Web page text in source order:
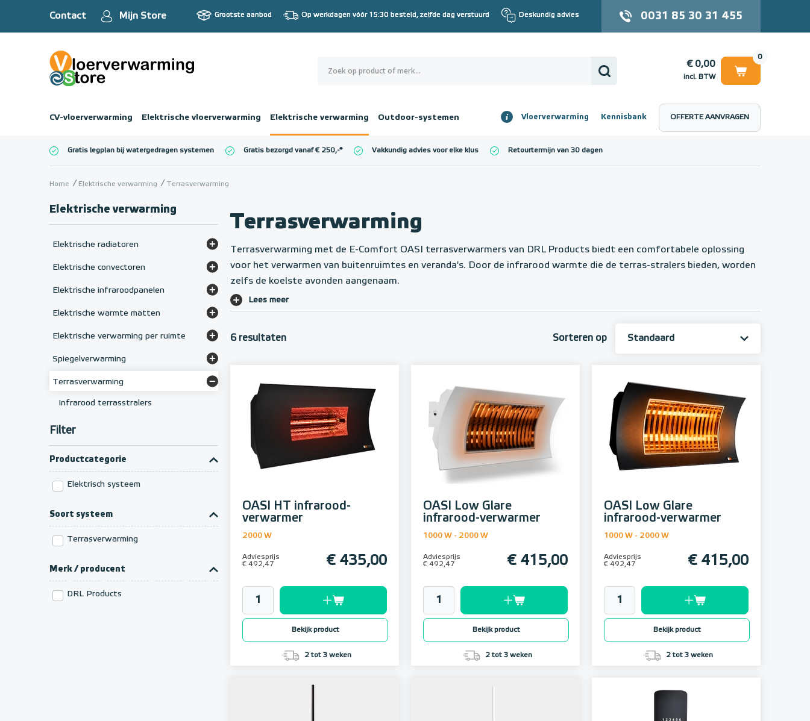
Contact Mijn Store Grootste aanbod Op werkdagen vóór 15:30 besteld, zelfde dag verstuurd Deskundig advies 0031 85 30 31 455
0
€ 0,00
incl. BTW
€ 0,00
CV-vloerverwarming Elektrische vloerverwarming Elektrische verwarming Outdoor-systemen
€ 0,00 Vloerverwarming Kennisbank OFFERTE AANVRAGEN
Gratis legplan bij watergedragen systemen Gratis bezorgd vanaf € 250,-* Vakkundig advies voor elke klus Retourtermijn van 30 dagen
Home Elektrische verwarming Terrasverwarming
Elektrische verwarming
Elektrische radiatoren
Elektrische convectoren
Elektrische infraroodpanelen
Elektrische warmte matten
Elektrische verwarming per ruimte
Spiegelverwarming
Terrasverwarming
Infrarood terrasstralers
Filter
Productcategorie
Elektrisch systeem
Soort systeem
Terrasverwarming
Merk / producent
DRL Products
Terrasverwarming
Terrasverwarming met de E-Comfort OASI terrasverwarmers van DRL Products biedt een comfortabele oplossing
voor het verwarmen van buitenruimtes en veranda's. Door de infrarood warmte die de terras-stralers bieden, worden
zelfs de koelste avonden aangenaam.
Lees meer
6 resultaten Sorteren op
OASI HT infrarood-
verwarmer
2000 W
Adviesprijs
€ 492,47
€ 435,00
Bekijk product
2 tot 3 weken
OASI Low Glare
infrarood-verwarmer
1000 W - 2000 W
Adviesprijs
€ 492,47
€ 415,00
Bekijk product
2 tot 3 weken
OASI Low Glare
infrarood-verwarmer
1000 W - 2000 W
Adviesprijs
€ 492,47
€ 415,00
Bekijk product
2 tot 3 weken